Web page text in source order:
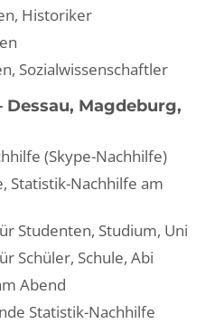
Historiker
Sozialwissenschaftler
Magdeburg,
(Skype-Nachhilfe)
Statistik-Nachhilfe am
Studenten, Studium, Uni
Schüler, Schule, Abi
Abend
Statistik-Nachhilfe